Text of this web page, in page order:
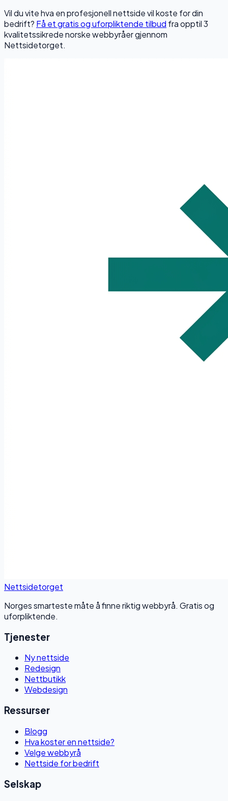
Vil du vite hva en profesjonell nettside vil koste for din
bedrift? Få et gratis og uforpliktende tilbud fra opptil 3
kvalitetssikrede norske webbyråer gjennom
Nettsidetorget.
Nettsidetorget
Norges smarteste måte å finne riktig webbyrå. Gratis og
uforpliktende.
Tjenester
Ny nettside
Redesign
Nettbutikk
Webdesign
Ressurser
Blogg
Hva koster en nettside?
Velge webbyrå
Nettside for bedrift
Selskap